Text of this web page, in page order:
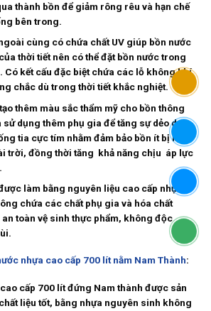
thành bồn để giảm rông rêu và hạn chế
bên trong.
cùng có chứa chất UV giúp bồn nước
thời tiết nên có thể đặt bồn nước trong
Có kết cấu đặc biệt chứa các lỗ không khí
chắc dù trong thời tiết khắc nghiệt.
thêm màu sắc thẩm mỹ cho bồn thông
sử dụng thêm phụ gia để tăng sự dẻo dai
tia cực tím nhằm đảm bảo bồn ít bị lăo
trời, đồng thời tăng khả năng chịu áp lực
làm bằng nguyên liệu cao cấp nhựa
chứa các chất phụ gia và hóa chất
toàn vệ sinh thực phẩm, không độc
nhựa cao cấp 700 lít nằm Nam Thành:
cấp 700 lít đứng Nam thành được sản
liệu tốt, bằng nhựa nguyên sinh không